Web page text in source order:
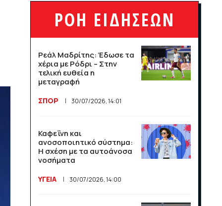
ΡΟΗ ΕΙΔΗΣΕΩΝ
Ρεάλ Μαδρίτης: Έδωσε τα
χέρια με Ρόδρι – Στην
τελική ευθεία η
μεταγραφή
ΣΠΟΡ 30/07/2026, 14:01
Καφεΐνη και
ανοσοποιητικό σύστημα:
Η σχέση με τα αυτοάνοσα
νοσήματα
ΥΓΕΙΑ 30/07/2026, 14:00